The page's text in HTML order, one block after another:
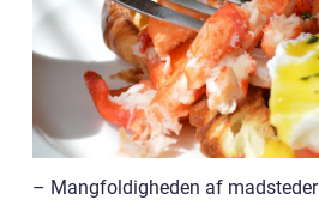
– Mangfoldigheden af madsteder